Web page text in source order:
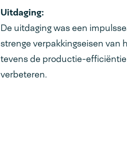
Uitdaging:
De uitdaging was een
strenge verpakkingseisen van
tevens de productie-
verbeteren.